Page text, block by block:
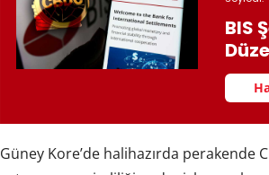
BIS
Güney Kore’de halihazırda